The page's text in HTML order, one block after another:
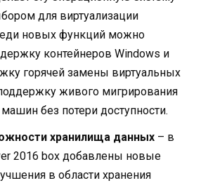
для виртуализации
новых функций можно
контейнеров Windows и
горячей замены виртуальных
живого мигрирования
без потери доступности.
хранилища данных – в
2016 box добавлены новые
в области хранения